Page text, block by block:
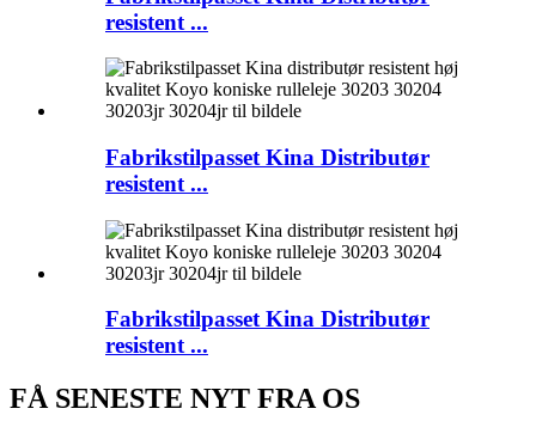
resistent ...
Fabrikstilpasset Kina Distributør
resistent ...
Fabrikstilpasset Kina Distributør
resistent ...
FÅ SENESTE NYT FRA OS